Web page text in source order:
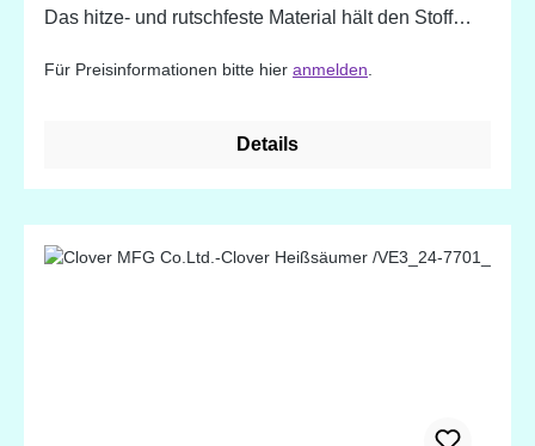
Das hitze- und rutschfeste Material hält den Stoff
Für Preisinformationen bitte hier anmelden
Details